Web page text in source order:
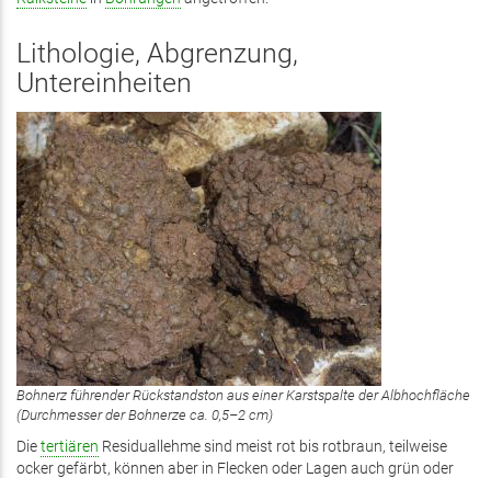
Lithologie, Abgrenzung,
Untereinheiten
Bohnerz führender Rückstandston aus einer Karstspalte der Albhochfläche
(Durchmesser der Bohnerze ca. 0,5–2 cm)
Dietertiären Residuallehme sind meist rot bis rotbraun, teilweise
ocker gefärbt, können aber in Flecken oder Lagen auch grün oder